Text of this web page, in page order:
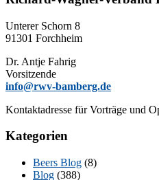
Un­te­rer Schorn 8
91301 Forchheim
Dr. Ant­je Fahrig
Vorsitzende
info@rwv-bamberg.de
Kon­takt­adres­se für Vor­trä­ge und
Kategorien
Beers Blog (8)
Blog (388)